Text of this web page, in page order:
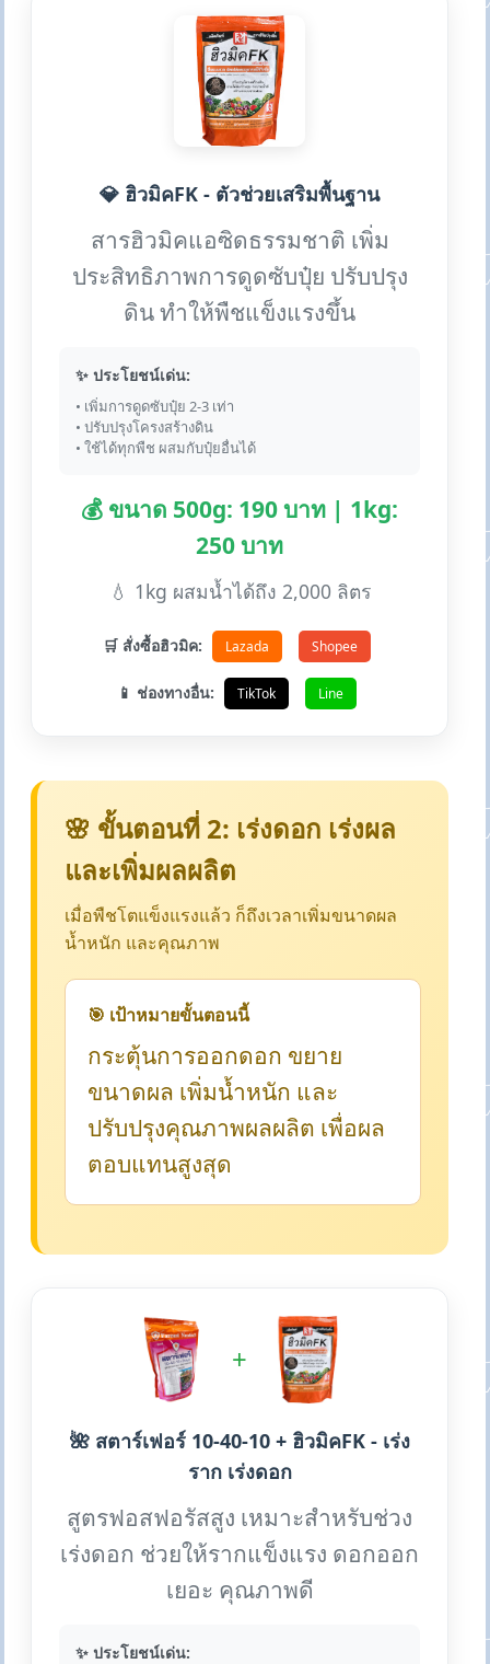
💎 ฮิวมิคFK - ตัวช่วยเสริมพื้นฐาน
สารฮิวมิคแอซิดธรรมชาติ เพิ่ม
ประสิทธิภาพการดูดซับปุ๋ย ปรับปรุง
ดิน ทำให้พืชแข็งแรงขึ้น
✨ ประโยชน์เด่น:
• เพิ่มการดูดซับปุ๋ย 2-3 เท่า
• ปรับปรุงโครงสร้างดิน
• ใช้ได้ทุกพืช ผสมกับปุ๋ยอื่นได้
💰 ขนาด 500g: 190 บาท | 1kg:
250 บาท
💧 1kg ผสมน้ำได้ถึง 2,000 ลิตร
🛒 สั่งซื้อฮิวมิค: Lazada Shopee
📱 ช่องทางอื่น: TikTok Line
🌸 ขั้นตอนที่ 2: เร่งดอก เร่งผล
และเพิ่มผลผลิต
เมื่อพืชโตแข็งแรงแล้ว ก็ถึงเวลาเพิ่มขนาดผล
น้ำหนัก และคุณภาพ
🎯 เป้าหมายขั้นตอนนี้
กระตุ้นการออกดอก ขยาย
ขนาดผล เพิ่มน้ำหนัก และ
ปรับปรุงคุณภาพผลผลิต เพื่อผล
ตอบแทนสูงสุด
+
🌺 สตาร์เฟอร์ 10-40-10 + ฮิวมิคFK - เร่ง
ราก เร่งดอก
สูตรฟอสฟอรัสสูง เหมาะสำหรับช่วง
เร่งดอก ช่วยให้รากแข็งแรง ดอกออก
เยอะ คุณภาพดี
✨ ประโยชน์เด่น: